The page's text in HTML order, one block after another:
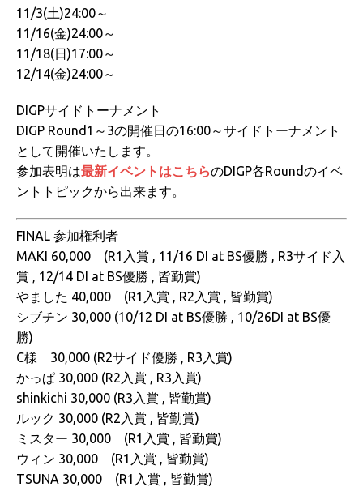
11/3(土)24:00～
11/16(金)24:00～
11/18(日)17:00～
12/14(金)24:00～
DIGPサイドトーナメント
DIGP Round1～3の開催日の16:00～サイドトーナメント
として開催いたします。
参加表明は最新イベントはこちらのDIGP各Roundのイベ
ントトピックから出来ます。
FINAL 参加権利者
MAKI 60,000 (R1入賞 , 11/16 DI at BS優勝 , R3サイド入
賞 , 12/14 DI at BS優勝 , 皆勤賞)
やました 40,000 (R1入賞 , R2入賞 , 皆勤賞)
シブチン 30,000 (10/12 DI at BS優勝 , 10/26DI at BS優
勝)
C様 30,000 (R2サイド優勝 , R3入賞)
かっぱ 30,000 (R2入賞 , R3入賞)
shinkichi 30,000 (R3入賞 , 皆勤賞)
ルック 30,000 (R2入賞 , 皆勤賞)
ミスター 30,000 (R1入賞 , 皆勤賞)
ウィン 30,000 (R1入賞 , 皆勤賞)
TSUNA 30,000 (R1入賞 , 皆勤賞)